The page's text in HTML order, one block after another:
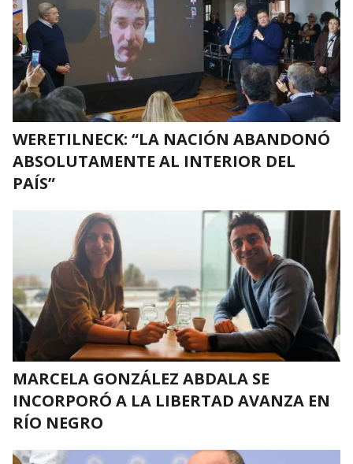
WERETILNECK: “LA NACIÓN ABANDONÓ
ABSOLUTAMENTE AL INTERIOR DEL
PAÍS”
MARCELA GONZÁLEZ ABDALA SE
INCORPORÓ A LA LIBERTAD AVANZA EN
RÍO NEGRO